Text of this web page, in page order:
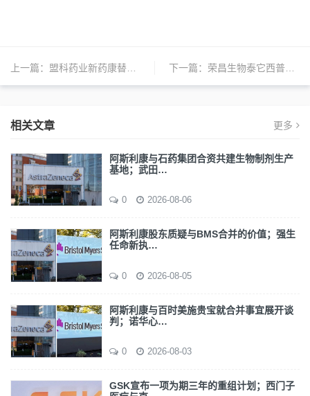
上一篇： 盟科药业新药康替唑胺片被纳入国家医保目录 下一篇： 荣昌生物泰它西普和维迪西妥单抗被纳入国家医保药品报销目录
相关文章 更多
阿斯利康与石药集团合资共建生物制剂生产
基地；武田…
0 2026-08-06
阿斯利康股东质疑与BMS合并的价值；强生
任命新执…
0 2026-08-05
阿斯利康与百时美施贵宝就合并事宜展开谈
判；诺华心…
0 2026-08-03
GSK宣布一项为期三年的重组计划；西门子